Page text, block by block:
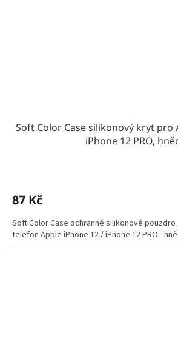
Soft Color Case silikonový kryt pro
iPhone 12 PRO,
87 Kč
Soft Color Case ochranné silikonové
telefon Apple iPhone 12 / iPhone 12 PRO -